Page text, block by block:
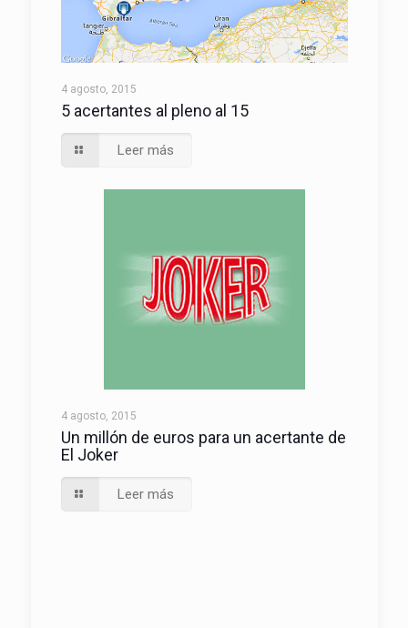
4 agosto, 2015
5 acertantes al pleno al 15
Leer más
4 agosto, 2015
Un millón de euros para un acertante de
El Joker
Leer más